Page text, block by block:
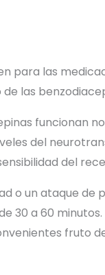
para las
las
funcionan
del
del
o un ataque de
30 a 60
fruto